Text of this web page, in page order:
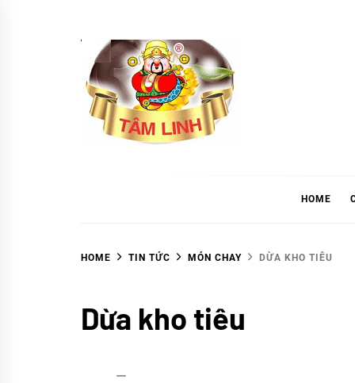
HOME
HOME TIN TỨC MÓN CHAY DỪA KHO TIÊU
chay
Dừa kho tiêu
admin